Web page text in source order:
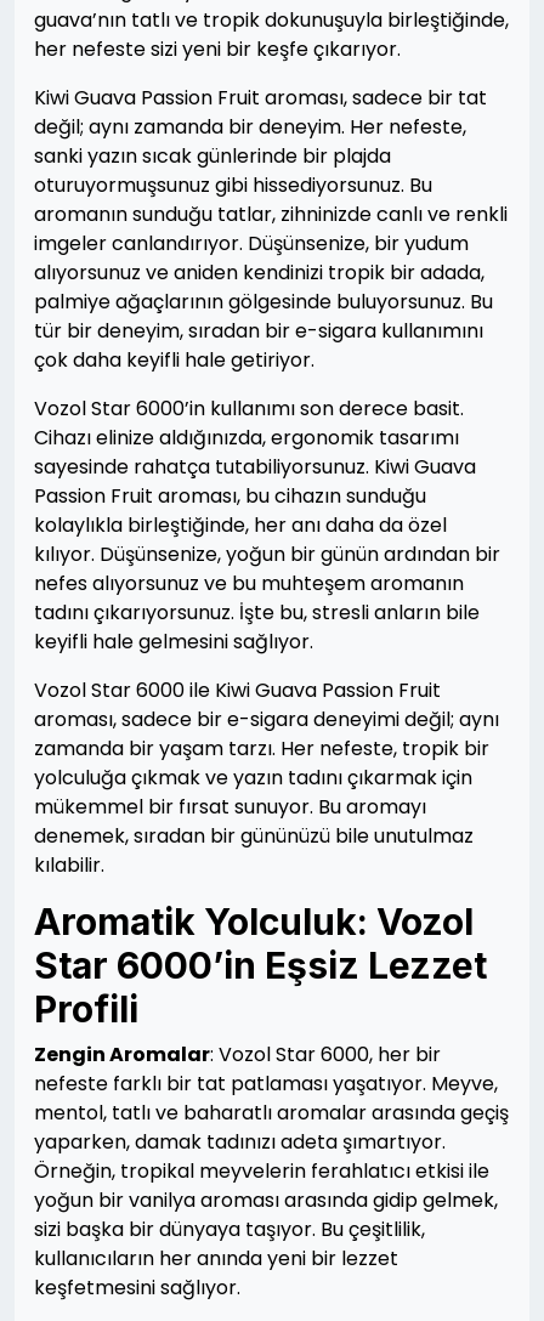
guava’nın tatlı ve tropik dokunuşuyla birleştiğinde,
her nefeste sizi yeni bir keşfe çıkarıyor.
Kiwi Guava Passion Fruit aroması, sadece bir tat
değil; aynı zamanda bir deneyim. Her nefeste,
sanki yazın sıcak günlerinde bir plajda
oturuyormuşsunuz gibi hissediyorsunuz. Bu
aromanın sunduğu tatlar, zihninizde canlı ve renkli
imgeler canlandırıyor. Düşünsenize, bir yudum
alıyorsunuz ve aniden kendinizi tropik bir adada,
palmiye ağaçlarının gölgesinde buluyorsunuz. Bu
tür bir deneyim, sıradan bir e-sigara kullanımını
çok daha keyifli hale getiriyor.
Vozol Star 6000’in kullanımı son derece basit.
Cihazı elinize aldığınızda, ergonomik tasarımı
sayesinde rahatça tutabiliyorsunuz. Kiwi Guava
Passion Fruit aroması, bu cihazın sunduğu
kolaylıkla birleştiğinde, her anı daha da özel
kılıyor. Düşünsenize, yoğun bir günün ardından bir
nefes alıyorsunuz ve bu muhteşem aromanın
tadını çıkarıyorsunuz. İşte bu, stresli anların bile
keyifli hale gelmesini sağlıyor.
Vozol Star 6000 ile Kiwi Guava Passion Fruit
aroması, sadece bir e-sigara deneyimi değil; aynı
zamanda bir yaşam tarzı. Her nefeste, tropik bir
yolculuğa çıkmak ve yazın tadını çıkarmak için
mükemmel bir fırsat sunuyor. Bu aromayı
denemek, sıradan bir gününüzü bile unutulmaz
kılabilir.
Aromatik Yolculuk: Vozol
Star 6000’in Eşsiz Lezzet
Profili
Zengin Aromalar: Vozol Star 6000, her bir
nefeste farklı bir tat patlaması yaşatıyor. Meyve,
mentol, tatlı ve baharatlı aromalar arasında geçiş
yaparken, damak tadınızı adeta şımartıyor.
Örneğin, tropikal meyvelerin ferahlatıcı etkisi ile
yoğun bir vanilya aroması arasında gidip gelmek,
sizi başka bir dünyaya taşıyor. Bu çeşitlilik,
kullanıcıların her anında yeni bir lezzet
keşfetmesini sağlıyor.